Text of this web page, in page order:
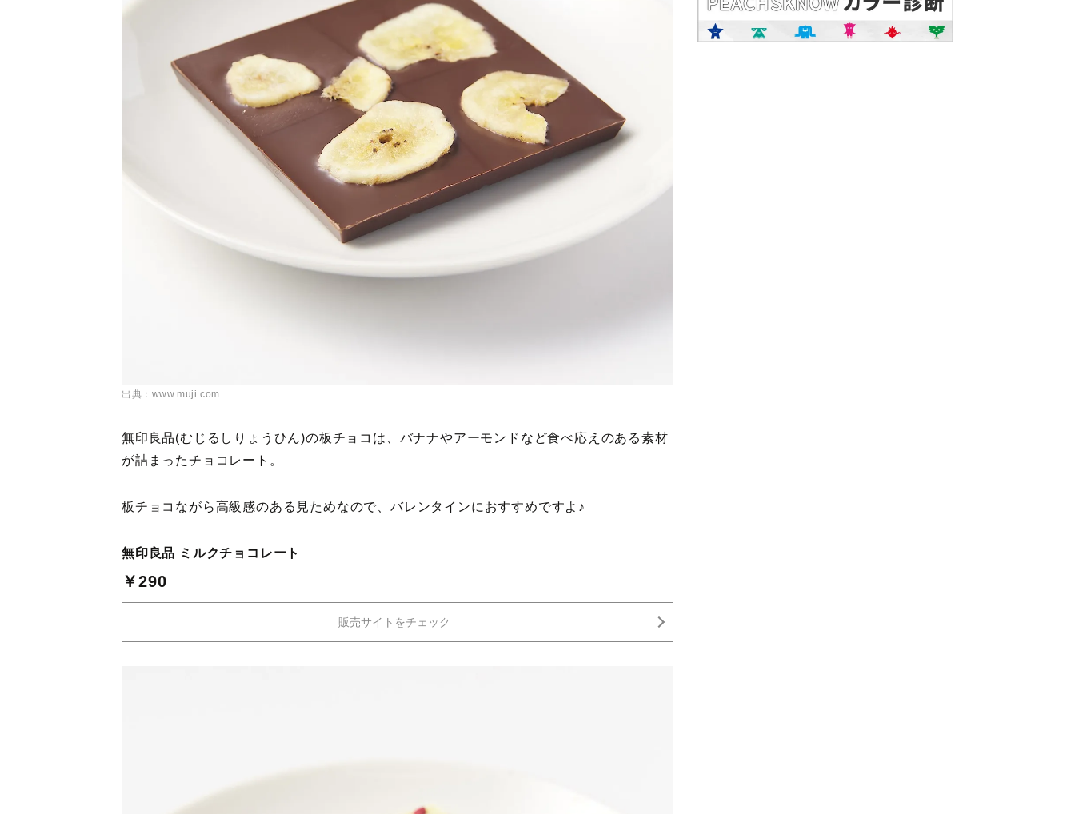
出典：www.muji.com
無印良品(むじるしりょうひん)の板チョコは、バナナやアーモンドなど食べ応えのある素材
が詰まったチョコレート。
板チョコながら高級感のある見ためなので、バレンタインにおすすめですよ♪
無印良品 ミルクチョコレート
￥290
販売サイトをチェック